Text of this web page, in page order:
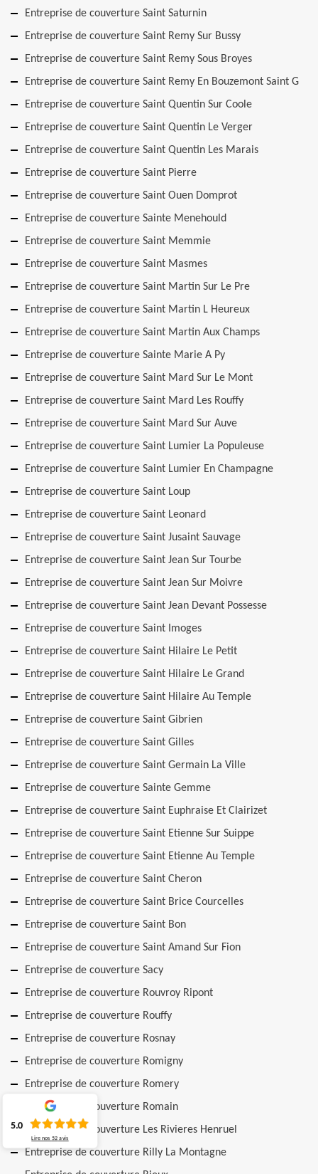
Entreprise de couverture Saint Saturnin
Entreprise de couverture Saint Remy Sur Bussy
Entreprise de couverture Saint Remy Sous Broyes
Entreprise de couverture Saint Remy En Bouzemont Saint G
Entreprise de couverture Saint Quentin Sur Coole
Entreprise de couverture Saint Quentin Le Verger
Entreprise de couverture Saint Quentin Les Marais
Entreprise de couverture Saint Pierre
Entreprise de couverture Saint Ouen Domprot
Entreprise de couverture Sainte Menehould
Entreprise de couverture Saint Memmie
Entreprise de couverture Saint Masmes
Entreprise de couverture Saint Martin Sur Le Pre
Entreprise de couverture Saint Martin L Heureux
Entreprise de couverture Saint Martin Aux Champs
Entreprise de couverture Sainte Marie A Py
Entreprise de couverture Saint Mard Sur Le Mont
Entreprise de couverture Saint Mard Les Rouffy
Entreprise de couverture Saint Mard Sur Auve
Entreprise de couverture Saint Lumier La Populeuse
Entreprise de couverture Saint Lumier En Champagne
Entreprise de couverture Saint Loup
Entreprise de couverture Saint Leonard
Entreprise de couverture Saint Jusaint Sauvage
Entreprise de couverture Saint Jean Sur Tourbe
Entreprise de couverture Saint Jean Sur Moivre
Entreprise de couverture Saint Jean Devant Possesse
Entreprise de couverture Saint Imoges
Entreprise de couverture Saint Hilaire Le Petit
Entreprise de couverture Saint Hilaire Le Grand
Entreprise de couverture Saint Hilaire Au Temple
Entreprise de couverture Saint Gibrien
Entreprise de couverture Saint Gilles
Entreprise de couverture Saint Germain La Ville
Entreprise de couverture Sainte Gemme
Entreprise de couverture Saint Euphraise Et Clairizet
Entreprise de couverture Saint Etienne Sur Suippe
Entreprise de couverture Saint Etienne Au Temple
Entreprise de couverture Saint Cheron
Entreprise de couverture Saint Brice Courcelles
Entreprise de couverture Saint Bon
Entreprise de couverture Saint Amand Sur Fion
Entreprise de couverture Sacy
Entreprise de couverture Rouvroy Ripont
Entreprise de couverture Rouffy
Entreprise de couverture Rosnay
Entreprise de couverture Romigny
Entreprise de couverture Romery
Entreprise de couverture Romain
Entreprise de couverture Les Rivieres Henruel
Entreprise de couverture Rilly La Montagne
5.0
Lire nos52 avis